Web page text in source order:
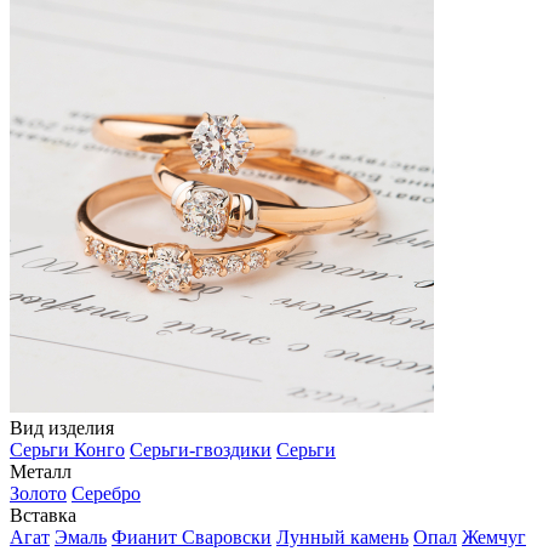
Вид изделия
Серьги Конго Серьги-гвоздики Серьги
Металл
Золото Серебро
Вставка
Агат Эмаль Фианит Сваровски Лунный камень Опал Жемчуг